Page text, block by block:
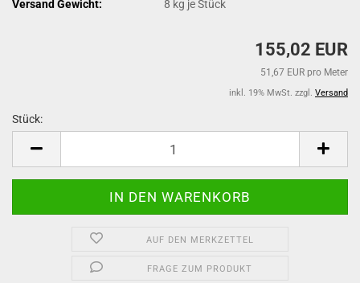
Versand Gewicht:
8 kg je Stück
155,02 EUR
51,67 EUR pro Meter
inkl. 19% MwSt. zzgl. Versand
Stück:
AUF DEN MERKZETTEL
FRAGE ZUM PRODUKT